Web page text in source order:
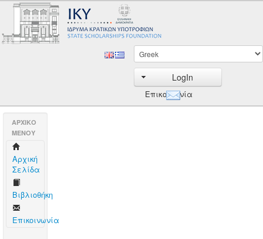
LogIn
Επικοινωνία
AΡΧΙΚΟ
ΜΕΝΟΥ
Aρχική
Σελίδα
Βιβλιοθήκη
Επικοινωνία